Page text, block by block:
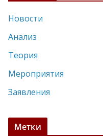
Новости
Анализ
Теория
Мероприятия
Заявления
Метки